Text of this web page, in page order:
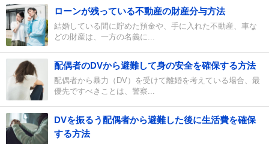
ローンが残っている不動産の財産分与方法
結婚している間に貯めた預金や、手に入れた不動産、車な
どの財産は、一方の名義に...
配偶者のDVから避難して身の安全を確保する方法
配偶者から暴力（DV）を受けて離婚を考えている場合、最
優先ですべきことは、警察...
DVを振るう配偶者から避難した後に生活費を確保
する方法